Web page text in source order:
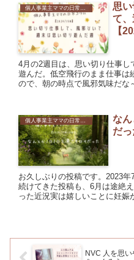
思
て、
【
4月の2週目は、思い切り仕事し
遊んだ。低空飛行のまま仕事
ので、朝の時点で風邪気味だな
個人事業主ママの日常コラム
なん
だっ
お久しぶりの投稿です。2023
続けてきた投稿も、6月は途絶
った近況実は嬉しいことに妊
NVC 人を思